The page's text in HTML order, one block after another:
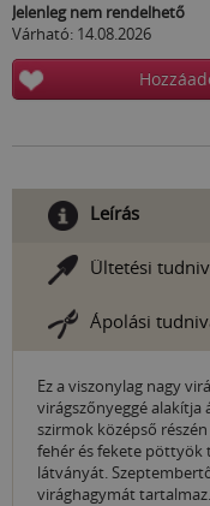
Jelenleg nem rendelhető
Várható: 14.08.2026
Leírás
Ültetési
Ápolási
Ez a viszonylag nagy
virágszőnyeggé
szirmok középső
fehér és fekete pöttyök
látványát.
virághagymát tartalmaz.